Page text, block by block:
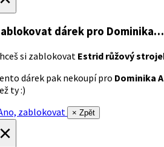
dárek pro Dominika…
si zablokovat Estrid růžový
dárek pak nekoupí pro Dominika
ty :)
zablokovat
× Zpět